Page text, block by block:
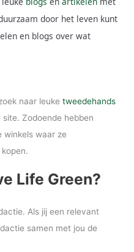
door het leven kunt
en blogs over wat
naar leuke tweedehands
Zodoende hebben
winkels waar ze
Life Green?
Als jij een relevant
samen met jou de